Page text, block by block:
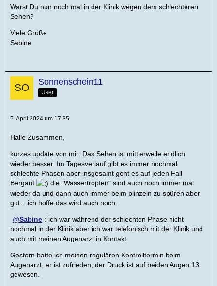
Warst Du nun noch mal in der Klinik wegen dem schlechteren
Sehen?
Viele Grüße
Sabine
Sonnenschein11
User
5. April 2024 um 17:35
Halle Zusammen,
kurzes update von mir: Das Sehen ist mittlerweile endlich
wieder besser. Im Tagesverlauf gibt es immer nochmal
schlechte Phasen aber insgesamt geht es auf jeden Fall
Bergauf
die "Wassertropfen" sind auch noch immer mal
wieder da und dann auch immer beim blinzeln zu spüren aber
gut... ich hoffe das wird auch noch.
Sabine : ich war während der schlechten Phase nicht
nochmal in der Klinik aber ich war telefonisch mit der Klinik und
auch mit meinen Augenarzt in Kontakt.
Gestern hatte ich meinen regulären Kontrolltermin beim
Augenarzt, er ist zufrieden, der Druck ist auf beiden Augen 13
gewesen.